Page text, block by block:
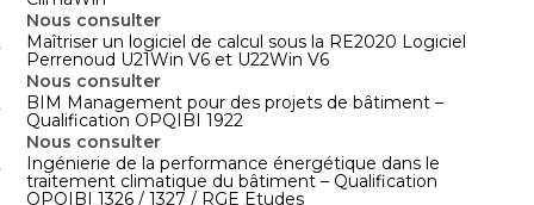
Nous consulter
Maîtriser un logiciel de calcul sous la RE2020 Logiciel
Perrenoud U21Win V6 et U22Win V6
Nous consulter
BIM Management pour des projets de bâtiment –
Qualification OPQIBI 1922
Nous consulter
Ingénierie de la performance énergétique dans le
traitement climatique du bâtiment – Qualification
OPQIBI 1326 / 1327 / RGE Etudes